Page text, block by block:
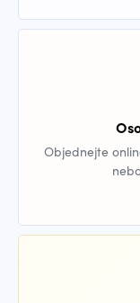
Objednejte